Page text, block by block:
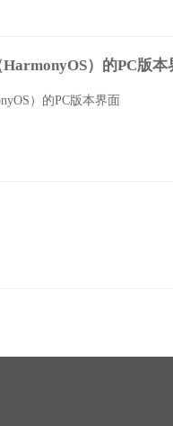
）的PC版本
）的PC版本界面